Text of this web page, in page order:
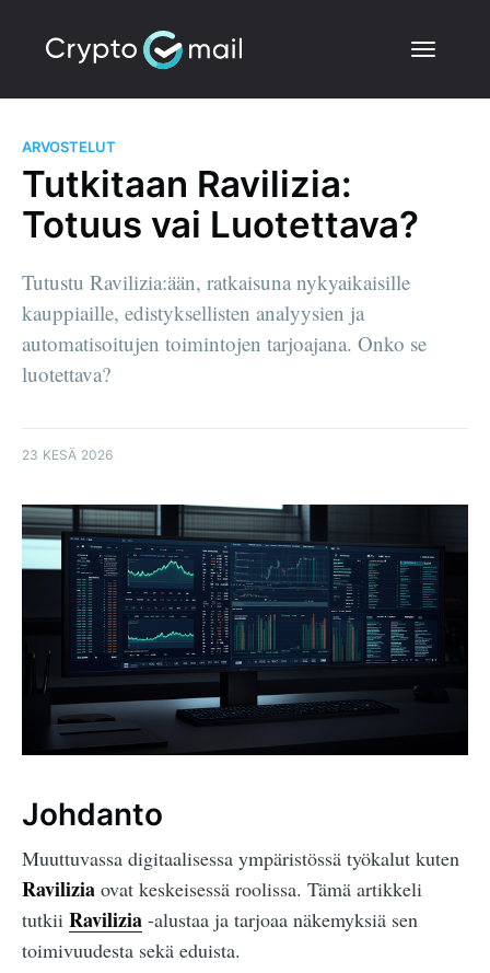
ARVOSTELUT
Tutkitaan Ravilizia:
Totuus vai Luotettava?
Tutustu Ravilizia:ään, ratkaisuna nykyaikaisille
kauppiaille, edistyksellisten analyysien ja
automatisoitujen toimintojen tarjoajana. Onko se
luotettava?
23 KESÄ 2026
Johdanto
Muuttuvassa digitaalisessa ympäristössä työkalut kuten
Ravilizia ovat keskeisessä roolissa. Tämä artikkeli
tutkii Ravilizia -alustaa ja tarjoaa näkemyksiä sen
toimivuudesta sekä eduista.